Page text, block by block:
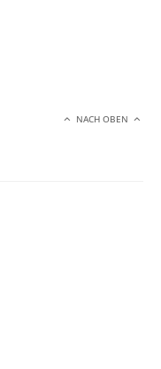
NACH OBEN